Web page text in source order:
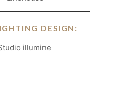
DESIGN:
illumine